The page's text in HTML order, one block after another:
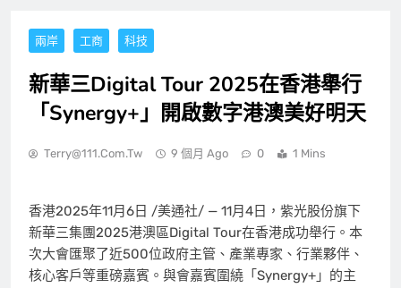
兩岸 工商 科技
新華三Digital Tour 2025在香港舉行
「Synergy+」開啟數字港澳美好明天
Terry@111.com.tw 9 個月 Ago 0 1 Mins
香港2025年11月6日 /美通社/ — 11月4日，紫光股份旗下
新華三集團2025港澳區Digital Tour在香港成功舉行。本
次大會匯聚了近500位政府主管、產業專家、行業夥伴、
核心客戶等重磅嘉賓。與會嘉賓圍繞「Synergy+」的主